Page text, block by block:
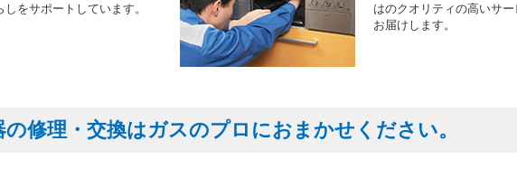
しをサポートしています。
はのクオリティの高いサー
お届けします。
の修理・交換はガスのプロにおまかせください。